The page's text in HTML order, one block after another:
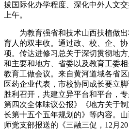
拔国际化办学程度、深化中外人文
上午。
为教育强省和技术山西扶植做出
育人的双丰收。通过政、校、企、
项。传达进修习总关于深切贯彻地
和主要和地方、省委以及教育工委
教育工做会议。来自黄河道域各省区
医药企业代表，市校协同成长要立
胜利召开，共建立异平台和平台，
第四次全体味议公报》《地方关于
长第十五个五年规划的》等内容。
师党支部报送的《三融三促，12月